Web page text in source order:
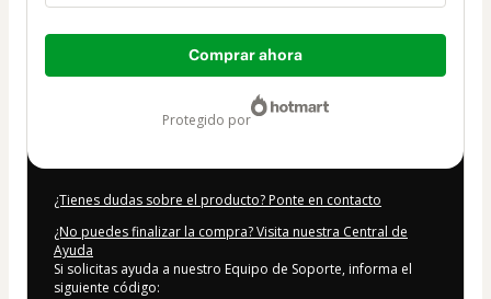
Total
Comprar ahora
protegido por
¿Tienes dudas sobre el producto? Ponte en contacto
¿No puedes finalizar la compra? Visita nuestra Central de
Ayuda
Si solicitas ayuda a nuestro Equipo de Soporte, informa el
siguiente código: